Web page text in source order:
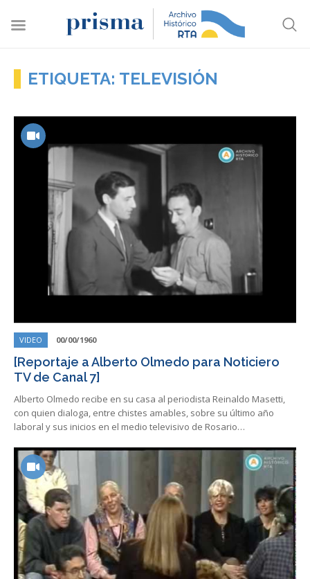
ETIQUETA: TELEVISIÓN
VIDEO 00/00/1960
[Reportaje a Alberto Olmedo para Noticiero
TV de Canal 7]
Alberto Olmedo recibe en su casa al periodista Reinaldo Masetti,
con quien dialoga, entre chistes amables, sobre su último año
laboral y sus inicios en el medio televisivo de Rosario…